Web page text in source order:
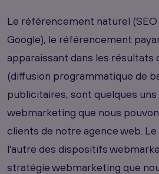
Le référencement naturel (SEO
Google), le référencement
apparaissant dans les résultats
(diffusion programmatique de
publicitaires, sont quelques
webmarketing que nous
clients de notre agence web.
l'autre des dispositifs
stratégie webmarketing que